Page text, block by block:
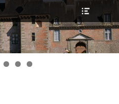
l’en-
tête